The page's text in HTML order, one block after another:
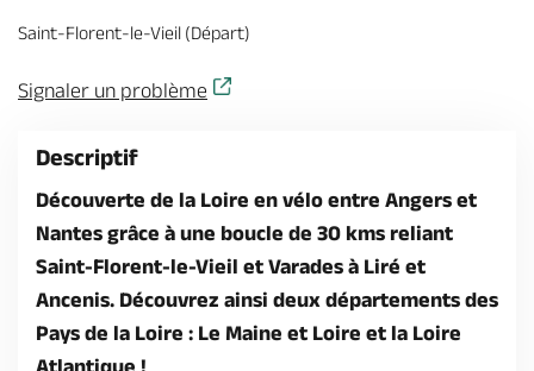
Saint-Florent-le-Vieil (Départ)
Signaler un problème
Descriptif
Découverte de la Loire en vélo entre Angers et
Nantes grâce à une boucle de 30 kms reliant
Saint-Florent-le-Vieil et Varades à Liré et
Ancenis. Découvrez ainsi deux départements des
Pays de la Loire : Le Maine et Loire et la Loire
Atlantique !